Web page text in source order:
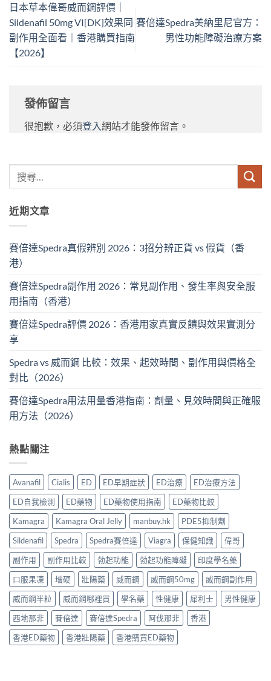
日本草本偉哥威而鋼評價｜
Sildenafil 50mg VI[DK]效果同
副作用全面看｜香港購買指南
【2026】
賽倍達Spedra美納里尼官方：
男性功能障礙治療方案
發佈留言
很抱歉，必須登入網站才能發佈留言。
近期文章
賽倍達Spedra真假辨別 2026：3招分辨正貨 vs 假貨（香
港）
賽倍達Spedra副作用 2026：常見副作用、發生率與安全服
用指南（香港）
賽倍達Spedra評價 2026：香港用家真實反饋與效果實測分
享
Spedra vs 威而鋼 比較：效果、起效時間、副作用與價格全
對比（2026）
賽倍達Spedra用法用量香港指南：劑量、見效時間與正確服
用方法（2026）
熱點關注
Avanafil Cialis ED ED早期症狀 ED治療
ED治療方法
ED自我檢測
ED藥物 ED藥物使用指南
ED藥物比較
Kamagra
Kamagra Oral Jelly manbuy.hk
PDE5抑制劑
Sildenafil
Spedra Spedra賽倍達 Viagra 保健知識
偉哥
副作用
副作用比較 勃起功能 勃起功能障礙
印度學名藥
口服果凍
增硬 壯陽藥 威而鋼 威而鋼50mg
威而鋼副作用
威而鋼半粒
威而鋼哪裡買 學名藥 性健康 犀利士
男性健康
西地那非
賽倍達 賽倍達Spedra 阿伐那非
香港
香港ED藥物
香港壯陽藥 香港購買ED藥物